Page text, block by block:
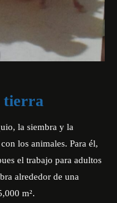
tierra
la siembra y la
los animales. Para él,
el trabajo para adultos
alrededor de una
m².